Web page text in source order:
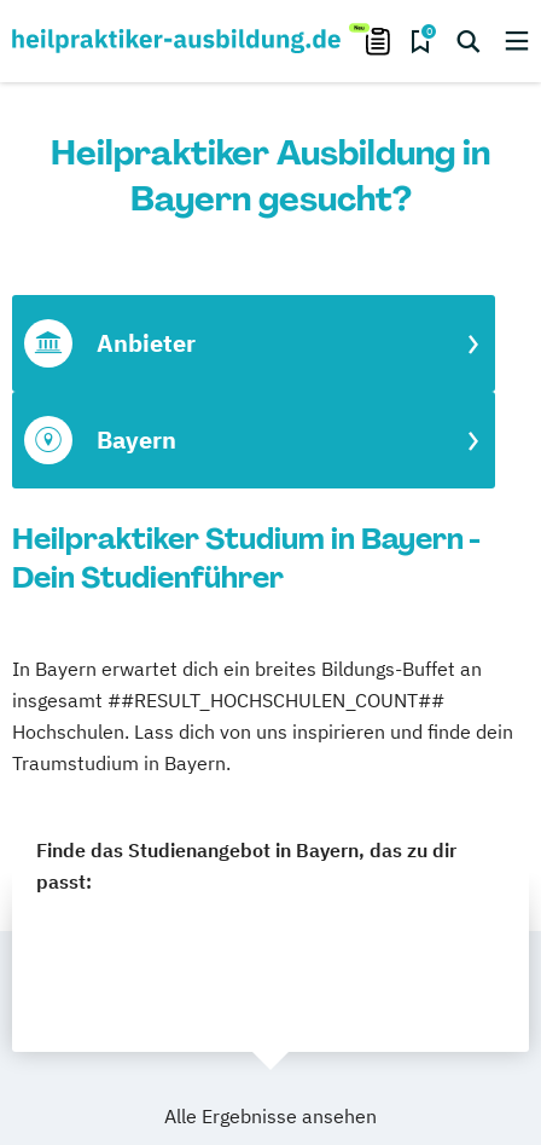
0
Heilpraktiker Ausbildung in
Bayern gesucht?
Bayern
Anbieter
Heilpraktiker Studium in Bayern -
Dein Studienführer
In Bayern erwartet dich ein breites Bildungs-Buffet an
insgesamt ##RESULT_HOCHSCHULEN_COUNT##
Hochschulen. Lass dich von uns inspirieren und finde dein
Traumstudium in Bayern.
Finde das Studienangebot in Bayern, das zu dir
passt:
Alle Ergebnisse ansehen